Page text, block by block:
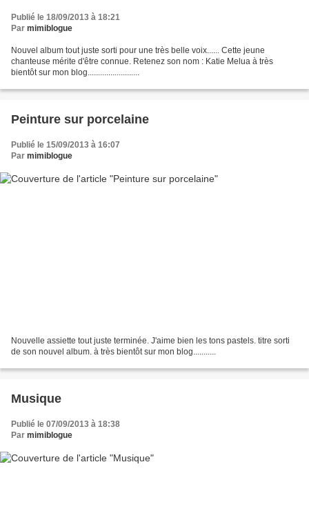
Publié le 18/09/2013 à 18:21
Par mimiblogue
Nouvel album tout juste sorti pour une très belle voix...... Cette jeune
chanteuse mérite d'être connue. Retenez son nom : Katie Melua à très
bientôt sur mon blog.........................
Peinture sur porcelaine
Publié le 15/09/2013 à 16:07
Par mimiblogue
Nouvelle assiette tout juste terminée. J'aime bien les tons pastels. titre sorti
de son nouvel album. à très bientôt sur mon blog...........
Musique
Publié le 07/09/2013 à 18:38
Par mimiblogue